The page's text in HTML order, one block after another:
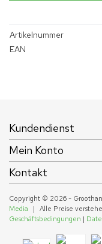
Artikelnummer
EAN
Kundendienst
Mein Konto
Kontakt
Copyright © 2026 -
Media
|
Alle Preise
Geschäftsbedingungen |